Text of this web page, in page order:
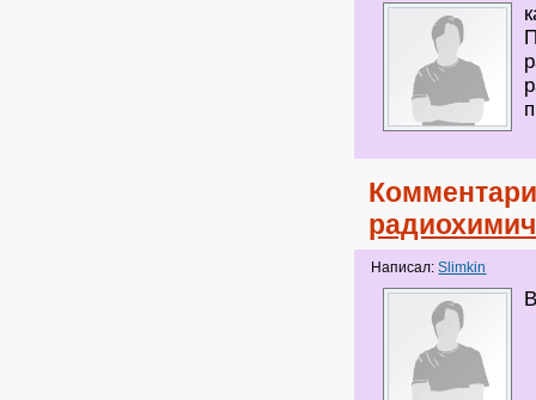
Написал:Slimkin